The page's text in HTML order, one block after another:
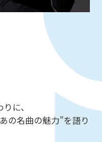
に、
の名曲の魅力”を語り